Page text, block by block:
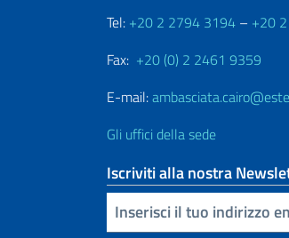
Tel: +20 2 2794 3194 – +20
Fax: +20 (0) 2 2461 9359
E-mail:
Gli uffici della sede
Iscriviti alla nostra
Inserisci la tua email